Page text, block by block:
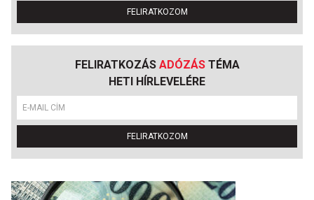
FELIRATKOZOM
FELIRATKOZÁS ADÓZÁSTÉMA
HETI HÍRLEVELÉRE
FELIRATKOZOM